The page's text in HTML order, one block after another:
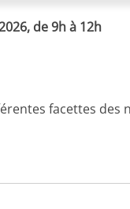
de 9h à 12h
facettes des